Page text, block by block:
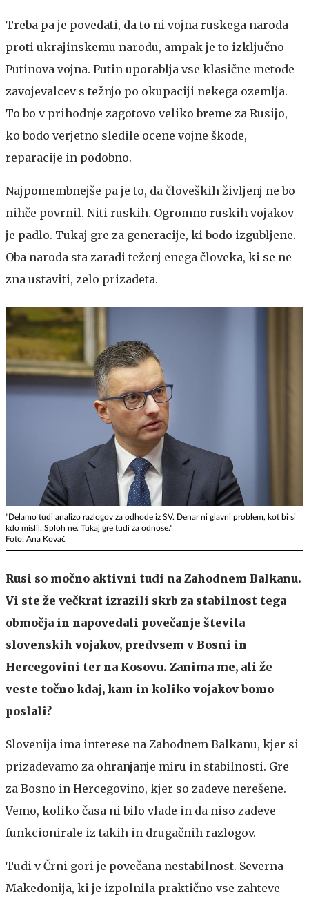
Treba pa je povedati, da to ni vojna ruskega naroda
proti ukrajinskemu narodu, ampak je to izključno
Putinova vojna. Putin uporablja vse klasične metode
zavojevalcev s težnjo po okupaciji nekega ozemlja.
To bo v prihodnje zagotovo veliko breme za Rusijo,
ko bodo verjetno sledile ocene vojne škode,
reparacije in podobno.
Najpomembnejše pa je to, da človeških življenj ne bo
nihče povrnil. Niti ruskih. Ogromno ruskih vojakov
je padlo. Tukaj gre za generacije, ki bodo izgubljene.
Oba naroda sta zaradi teženj enega človeka, ki se ne
zna ustaviti, zelo prizadeta.
"Delamo tudi analizo razlogov za odhode iz SV. Denar ni glavni problem, kot bi si
kdo mislil. Sploh ne. Tukaj gre tudi za odnose."
Foto: Ana Kovač
Rusi so močno aktivni tudi na Zahodnem Balkanu.
Vi ste že večkrat izrazili skrb za stabilnost tega
območja in napovedali povečanje števila
slovenskih vojakov, predvsem v Bosni in
Hercegovini ter na Kosovu. Zanima me, ali že
veste točno kdaj, kam in koliko vojakov bomo
poslali?
Slovenija ima interese na Zahodnem Balkanu, kjer si
prizadevamo za ohranjanje miru in stabilnosti. Gre
za Bosno in Hercegovino, kjer so zadeve nerešene.
Vemo, koliko časa ni bilo vlade in da niso zadeve
funkcionirale iz takih in drugačnih razlogov.
Tudi v Črni gori je povečana nestabilnost. Severna
Makedonija, ki je izpolnila praktično vse zahteve